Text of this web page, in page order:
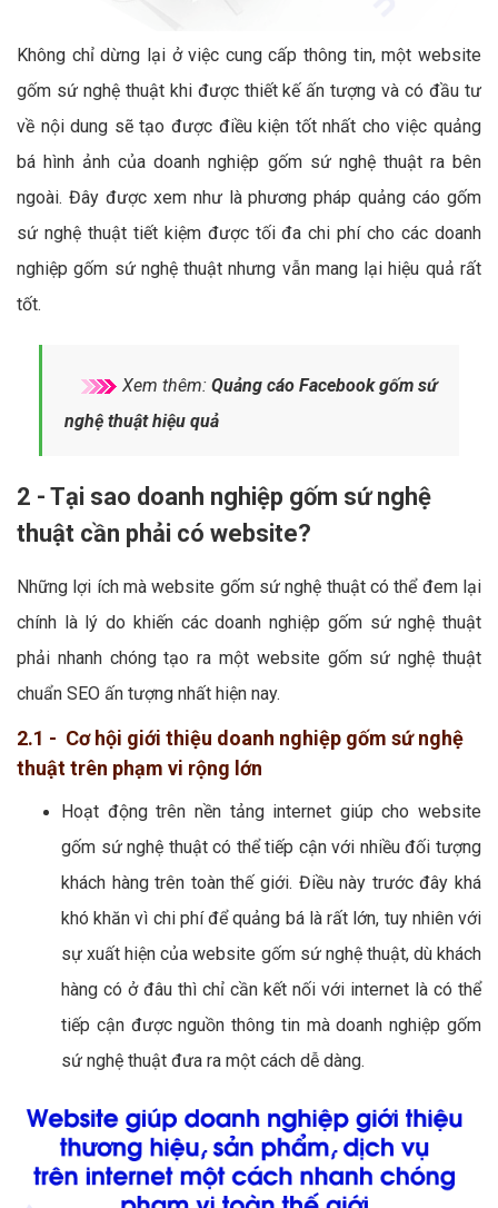
Không chỉ dừng lại ở việc cung cấp thông tin, một website
gốm sứ nghệ thuật khi được thiết kế ấn tượng và có đầu tư
về nội dung sẽ tạo được điều kiện tốt nhất cho việc quảng
bá hình ảnh của doanh nghiệp gốm sứ nghệ thuật ra bên
ngoài. Đây được xem như là phương pháp quảng cáo gốm
sứ nghệ thuật tiết kiệm được tối đa chi phí cho các doanh
nghiệp gốm sứ nghệ thuật nhưng vẫn mang lại hiệu quả rất
tốt.
Xem thêm: Quảng cáo Facebook gốm sứ
nghệ thuật hiệu quả
2 - Tại sao doanh nghiệp gốm sứ nghệ
thuật cần phải có website?
Những lợi ích mà website gốm sứ nghệ thuật có thể đem lại
chính là lý do khiến các doanh nghiệp gốm sứ nghệ thuật
phải nhanh chóng tạo ra một website gốm sứ nghệ thuật
chuẩn SEO ấn tượng nhất hiện nay.
2.1 - Cơ hội giới thiệu doanh nghiệp gốm sứ nghệ
thuật trên phạm vi rộng lớn
Hoạt động trên nền tảng internet giúp cho website
gốm sứ nghệ thuật có thể tiếp cận với nhiều đối tượng
khách hàng trên toàn thế giới. Điều này trước đây khá
khó khăn vì chi phí để quảng bá là rất lớn, tuy nhiên với
sự xuất hiện của website gốm sứ nghệ thuật, dù khách
hàng có ở đâu thì chỉ cần kết nối với internet là có thể
tiếp cận được nguồn thông tin mà doanh nghiệp gốm
sứ nghệ thuật đưa ra một cách dễ dàng.